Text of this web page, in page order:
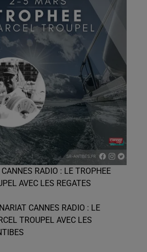
CANNES RADIO : LE TROPHEE
AVEC LES REGATES
CANNES RADIO : LE
TROUPEL AVEC LES